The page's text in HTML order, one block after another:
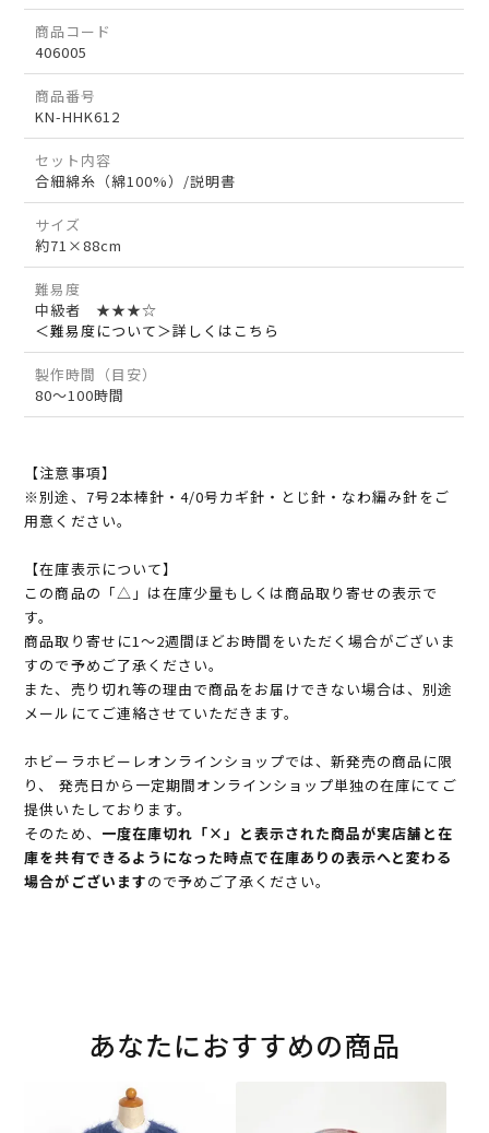
商品コード
406005
商品番号
KN-HHK612
セット内容
合細綿糸（綿100%）/説明書
サイズ
約71×88cm
難易度
中級者 ★★★☆
＜難易度について＞詳しくはこちら
製作時間（目安）
80～100時間
【注意事項】
※別途、7号2本棒針・4/0号カギ針・とじ針・なわ編み針をご
用意ください。
【在庫表示について】
この商品の「△」は在庫少量もしくは商品取り寄せの表示で
す。
商品取り寄せに1～2週間ほどお時間をいただく場合がございま
すので予めご了承ください。
また、売り切れ等の理由で商品をお届けできない場合は、別途
メールにてご連絡させていただきます。
ホビーラホビーレオンラインショップでは、新発売の商品に限
り、 発売日から一定期間オンラインショップ単独の在庫にてご
提供いたしております。
そのため、 一度在庫切れ「×」と表示された商品が実店舗と在
庫を共有できるようになった時点で在庫ありの表示へと変わる
場合がございますので予めご了承ください。
あなたにおすすめの商品